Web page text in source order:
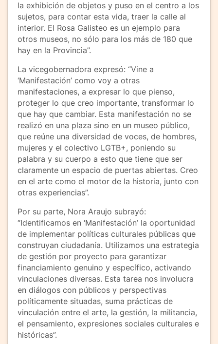
la exhibición de objetos y puso en el centro a los
sujetos, para contar esta vida, traer la calle al
interior. El Rosa Galisteo es un ejemplo para
otros museos, no sólo para los más de 180 que
hay en la Provincia”.
La vicegobernadora expresó: “Vine a
‘Manifestación’ como voy a otras
manifestaciones, a expresar lo que pienso,
proteger lo que creo importante, transformar lo
que hay que cambiar. Esta manifestación no se
realizó en una plaza sino en un museo público,
que reúne una diversidad de voces, de hombres,
mujeres y el colectivo LGTB+, poniendo su
palabra y su cuerpo a esto que tiene que ser
claramente un espacio de puertas abiertas. Creo
en el arte como el motor de la historia, junto con
otras experiencias”.
Por su parte, Nora Araujo subrayó:
“Identificamos en ‘Manifestación’ la oportunidad
de implementar políticas culturales públicas que
construyan ciudadanía. Utilizamos una estrategia
de gestión por proyecto para garantizar
financiamiento genuino y específico, activando
vinculaciones diversas. Esta tarea nos involucra
en diálogos con públicos y perspectivas
políticamente situadas, suma prácticas de
vinculación entre el arte, la gestión, la militancia,
el pensamiento, expresiones sociales culturales e
históricas”.